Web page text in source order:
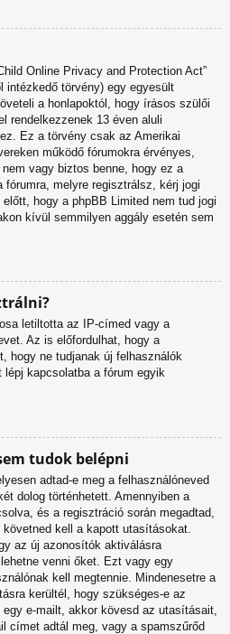
Online Privacy and Protection Act”
intézkedő törvény) egy egyesült
a honlapoktól, hogy írásos szülői
rendelkezzenek 13 éven aluli
Ez a törvény csak az Amerikai
működő fórumokra érvényes,
vagy biztos benne, hogy ez a
melyre regisztrálsz, kérj jogi
hogy a phpBB Limited nem tud jogi
kívül semmilyen aggály esetén sem
letiltotta az IP-címed vagy a
Az is előfordulhat, hogy a
hogy ne tudjanak új felhasználók
kapcsolatba a fórum egyik
tudok belépni
adtad-e meg a felhasználóneved
dolog történhetett. Amennyiben a
és a regisztráció során megadtad,
kell a kapott utasításokat.
az új azonosítók aktiválásra
venni őket. Ezt vagy egy
kell megtennie. Mindenesetre a
kerültél, hogy szükséges-e az
e-mailt, akkor kövesd az utasításait,
címet adtál meg, vagy a spamszűrőd